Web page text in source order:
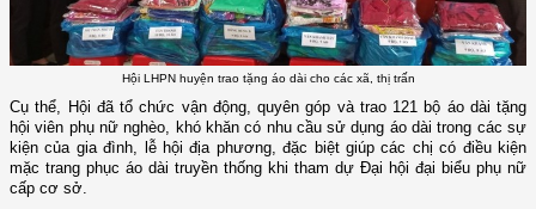
Hội LHPN huyện trao tặng áo dài cho các xã, thị trấn
Cụ thể, Hội đã tổ chức vận động, quyên góp và trao 121 bộ áo dài tặng
hội viên phụ nữ nghèo, khó khăn có nhu cầu sử dụng áo dài trong các sự
kiện của gia đình, lễ hội địa phương, đặc biệt giúp các chị có điều kiện
mặc trang phục áo dài truyền thống khi tham dự Đại hội đại biểu phụ nữ
cấp cơ sở.